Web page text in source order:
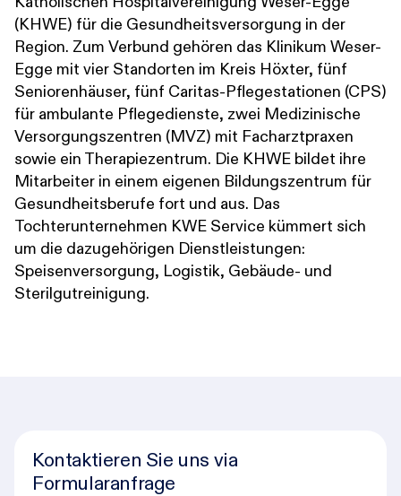
(KHWE) für die Gesundheitsversorgung in der
Region. Zum Verbund gehören das Klinikum Weser-
Egge mit vier Standorten im Kreis Höxter, fünf
Seniorenhäuser, fünf Caritas-Pflegestationen (CPS)
für ambulante Pflegedienste, zwei Medizinische
Versorgungszentren (MVZ) mit Facharztpraxen
sowie ein Therapiezentrum. Die KHWE bildet ihre
Mitarbeiter in einem eigenen Bildungszentrum für
Gesundheitsberufe fort und aus. Das
Tochterunternehmen KWE Service kümmert sich
um die dazugehörigen Dienstleistungen:
Speisenversorgung, Logistik, Gebäude- und
Sterilgutreinigung.
Kontaktieren Sie uns via
Formularanfrage